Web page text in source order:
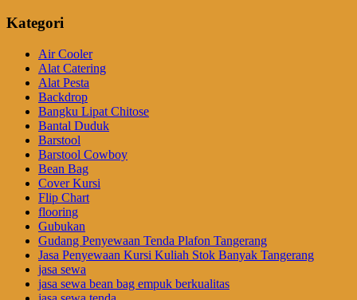
Kategori
Air Cooler
Alat Catering
Alat Pesta
Backdrop
Bangku Lipat Chitose
Bantal Duduk
Barstool
Barstool Cowboy
Bean Bag
Cover Kursi
Flip Chart
flooring
Gubukan
Gudang Penyewaan Tenda Plafon Tangerang
Jasa Penyewaan Kursi Kuliah Stok Banyak Tangerang
jasa sewa
jasa sewa bean bag empuk berkualitas